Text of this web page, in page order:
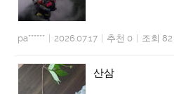
pa****** | 2026.07.17 | 추천 0 | 조회 82
산삼